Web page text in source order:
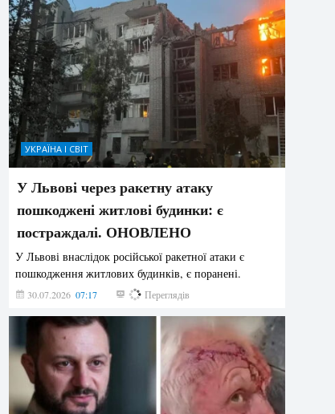
УКРАЇНА І СВІТ
У Львові через ракетну атаку
пошкоджені житлові будинки: є
постраждалі. ОНОВЛЕНО
У Львові внаслідок російської ракетної атаки є
пошкодження житлових будинків, є поранені.
30.07.2026 07:17 179 Переглядів